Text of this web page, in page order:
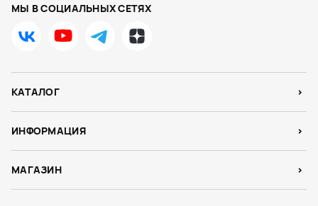
МЫ В СОЦИАЛЬНЫХ СЕТЯХ
КАТАЛОГ
ИНФОРМАЦИЯ
МАГАЗИН